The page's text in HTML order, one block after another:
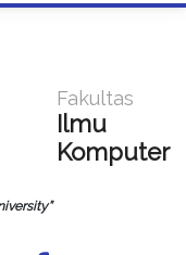
Fakultas
Ilmu
Komputer